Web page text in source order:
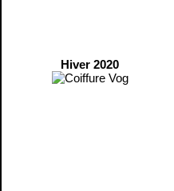
Hiver 2020